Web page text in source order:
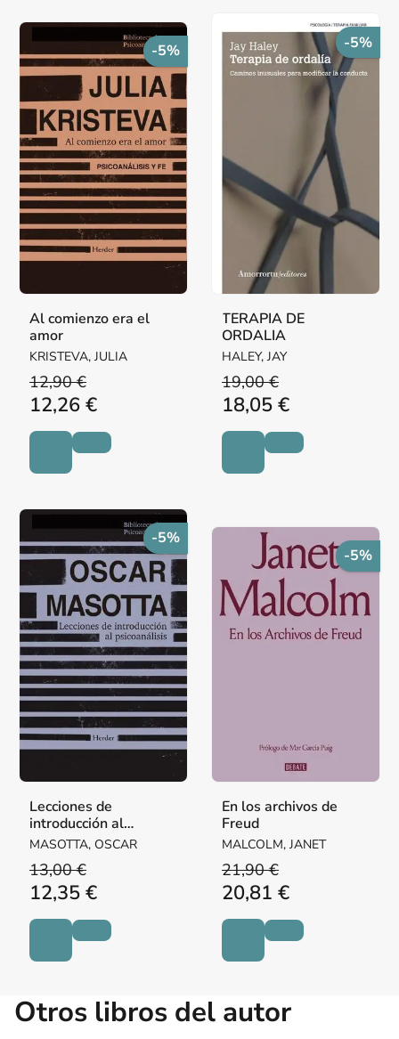
-5%
Al comienzo era el
amor
KRISTEVA, JULIA
12,90 €
12,26 €
-5%
TERAPIA DE
ORDALIA
HALEY, JAY
19,00 €
18,05 €
-5%
Lecciones de
introducción al
psicoanálisis
MASOTTA, OSCAR
13,00 €
12,35 €
-5%
En los archivos de
Freud
MALCOLM, JANET
21,90 €
20,81 €
Otros libros del autor